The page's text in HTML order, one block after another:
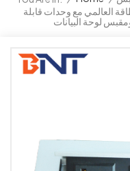
العالمي مع وحدات قابلة
لوحة البيانات